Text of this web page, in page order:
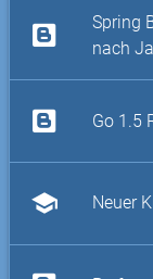
Spring
nach
Go 1.5
school Neuer